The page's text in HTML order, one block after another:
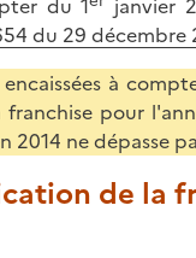
du 1
janvier
du 29
à
pour
2014 ne dépasse
de la